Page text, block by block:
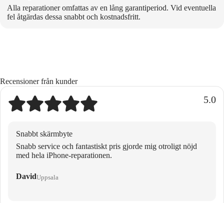
Alla reparationer omfattas av en lång garantiperiod. Vid eventuella
fel åtgärdas dessa snabbt och kostnadsfritt.
Recensioner från kunder
5.0
Snabbt skärmbyte
Snabb service och fantastiskt pris gjorde mig otroligt nöjd
med hela iPhone-reparationen.
DavidUppsala